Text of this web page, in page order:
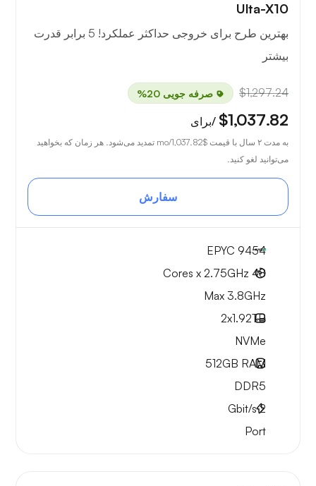
Ulta-X10
بهترین طرح برای خروجی حداکثر عملکرد! 5 برابر قدرت
بیشتر
$1,297.24 صرفه جویی 20%
$1,037.82 /برای
به مدت ۲ سال با قیمت $1,037.82
/mo تمدید می‌شود. هر زمان که بخواهید
می‌توانید لغو کنید.
سفارش
EPYC 9454
48 Cores x 2.75GHz
Max 3.8GHz
2x1.92TB
NVMe
512GB RAM
DDR5
2
Gbit/s
Port